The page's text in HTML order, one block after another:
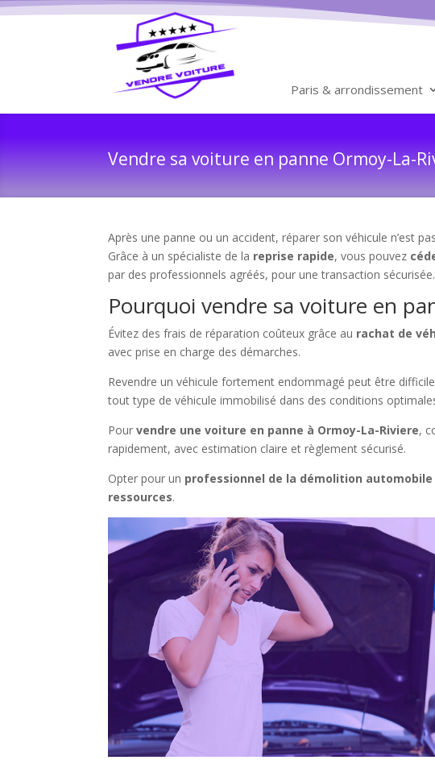
Paris & arrondissement
Vendre sa voiture en panne Ormoy-La-
Après une panne ou un accident, réparer son véhicule n’est
Grâce à un spécialiste de la reprise rapide, vous pouvez
par des professionnels agréés, pour une transaction sécurisée.
Pourquoi vendre sa voiture en
Évitez des frais de réparation coûteux grâce au rachat de
avec prise en charge des démarches.
Revendre un véhicule fortement endommagé peut être
tout type de véhicule immobilisé dans des conditions
Pourvendre une voiture en panne à Ormoy-La-Riviere,
rapidement, avec estimation claire et règlement sécurisé.
Opter pour un professionnel de la démolition automobile
ressources.